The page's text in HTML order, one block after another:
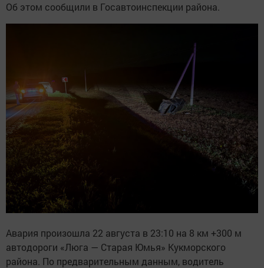
Об этом сообщили в Госавтоинспекции района.
Авария произошла 22 августа в 23:10 на 8 км +300 м
автодороги «Люга — Старая Юмья» Кукморского
района. По предварительным данным, водитель